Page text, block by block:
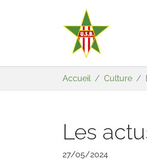
Accueil Culture
Les
27/05/2024